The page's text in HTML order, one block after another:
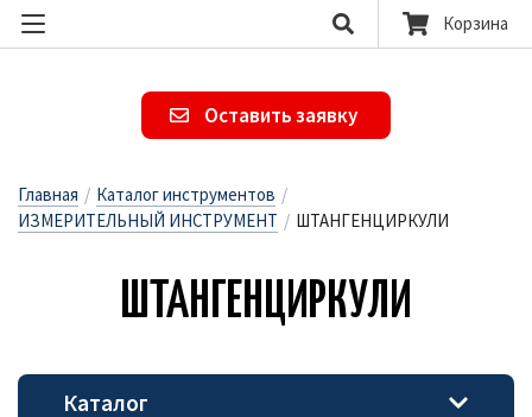
Корзина
Оставить заявку
Главная / Каталог инструментов /
ИЗМЕРИТЕЛЬНЫЙ ИНСТРУМЕНТ / ШТАНГЕНЦИРКУЛИ
ШТАН­ГЕНЦИР­КУ­ЛИ
Каталог